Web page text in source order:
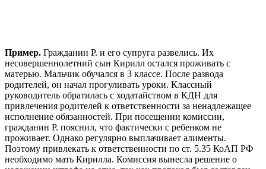
Пример. Гражданин Р. и его супруга развелись. Их
несовершеннолетний сын Кирилл остался проживать с
матерью. Мальчик обучался в 3 классе. После развода
родителей, он начал прогуливать уроки. Классный
руководитель обратилась с ходатайством в КДН для
привлечения родителей к ответственности за ненадлежащее
исполнение обязанностей. При посещении комиссии,
гражданин Р. пояснил, что фактически с ребенком не
проживает. Однако регулярно выплачивает алименты.
Поэтому привлекать к ответственности по ст. 5.35 КоАП РФ
необходимо мать Кирилла. Комиссия вынесла решение о